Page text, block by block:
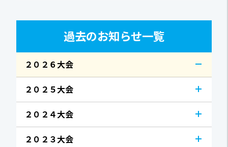
過去のお知らせ一覧
２０２６大会
２０２５大会
２０２４大会
２０２３大会